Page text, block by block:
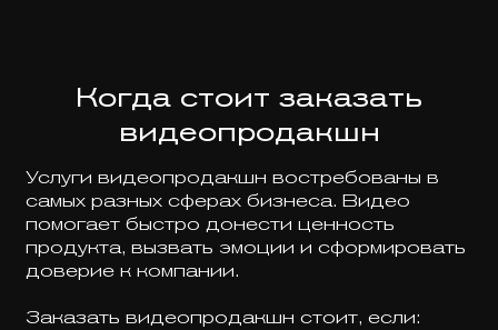
Когда стоит заказать
видеопродакшн
Услуги видеопродакшн востребованы в
самых разных сферах бизнеса. Видео
помогает быстро донести ценность
продукта, вызвать эмоции и сформировать
доверие к компании.
Заказать видеопродакшн стоит, если: